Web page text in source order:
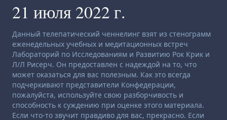
21 июля 2022 г.
Заявление об отказе от ответственности:
Данный телепатический ченнелинг взят из стенограмм
еженедельных учебных и медитационных встреч
Лабораторий по Исследованиям и Развитию Рок Крик и
Л/Л Рисерч. Он предоставлен с надеждой на то, что
может оказаться для вас полезным. Как это всегда
подчеркивают представители Конфедерации,
пожалуйста, используйте свою разборчивость и
способность к суждению при оценке этого материала.
Если что-то звучит правдиво для вас, прекрасно. Если